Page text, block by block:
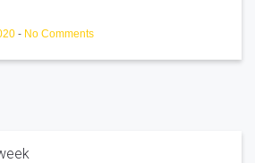
- No Comments